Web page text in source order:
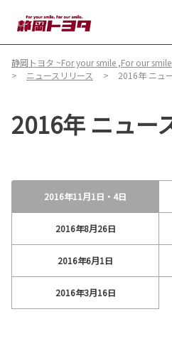
静岡トヨタ ~For your smile ,For our
ニュースリリース
2016年 ニュ
2016年 ニュー
2016年11月1日・4日
2016年8月26日
2016年6月1日
2016年3月16日